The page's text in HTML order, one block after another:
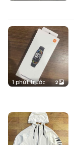
1 phút trước 2